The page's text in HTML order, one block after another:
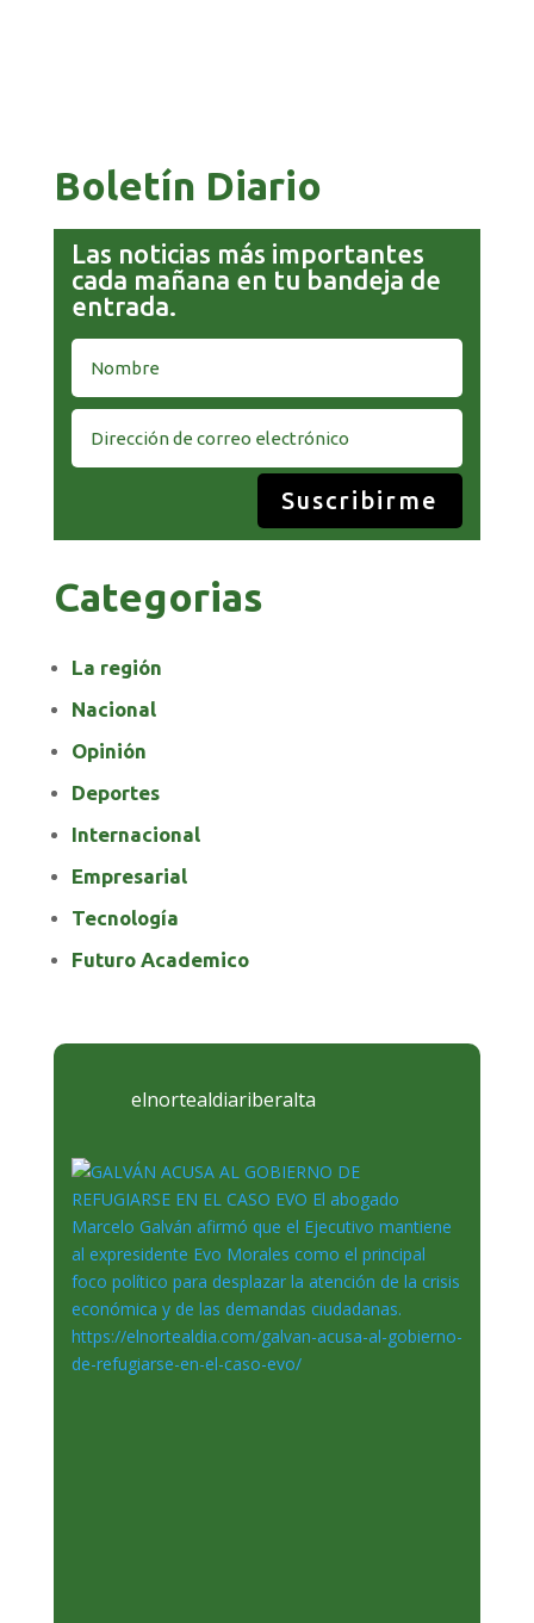
Boletín Diario
Las noticias más importantes
cada mañana en tu bandeja de
entrada.
Suscribirme
Categorias
La región
Nacional
Opinión
Deportes
Internacional
Empresarial
Tecnología
Futuro Academico
elnortealdiariberalta